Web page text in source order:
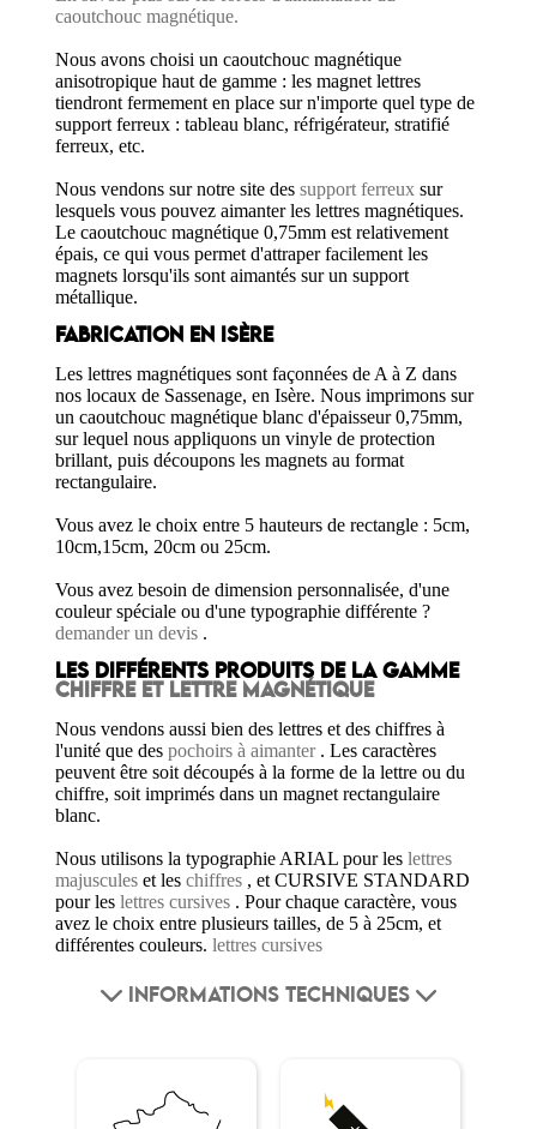
caoutchouc magnétique.
Nous avons choisi un caoutchouc magnétique
anisotropique haut de gamme : les magnet lettres
tiendront fermement en place sur n'importe quel type de
support ferreux : tableau blanc, réfrigérateur, stratifié
ferreux, etc.
Nous vendons sur notre site dessupport ferreux sur
lesquels vous pouvez aimanter les lettres magnétiques.
Le caoutchouc magnétique 0,75mm est relativement
épais, ce qui vous permet d'attraper facilement les
magnets lorsqu'ils sont aimantés sur un support
métallique.
FABRICATION EN ISÈRE
Les lettres magnétiques sont façonnées de A à Z dans
nos locaux de Sassenage, en Isère. Nous imprimons sur
un caoutchouc magnétique blanc d'épaisseur 0,75mm,
sur lequel nous appliquons un vinyle de protection
brillant, puis découpons les magnets au format
rectangulaire.
Vous avez le choix entre 5 hauteurs de rectangle : 5cm,
10cm,15cm, 20cm ou 25cm.
Vous avez besoin de dimension personnalisée, d'une
couleur spéciale ou d'une typographie différente ?
demander un devis .
LES DIFFÉRENTS PRODUITS DE LA GAMME
CHIFFRE ET LETTRE MAGNÉTIQUE
Nous vendons aussi bien des lettres et des chiffres à
l'unité que despochoirs à aimanter. Les caractères
peuvent être soit découpés à la forme de la lettre ou du
chiffre, soit imprimés dans un magnet rectangulaire
blanc.
Nous utilisons la typographie ARIAL pour leslettres
majuscules et leschiffres , et CURSIVE STANDARD
pour leslettres cursives . Pour chaque caractère, vous
avez le choix entre plusieurs tailles, de 5 à 25cm, et
différentes couleurs.lettres cursives
INFORMATIONS TECHNIQUES